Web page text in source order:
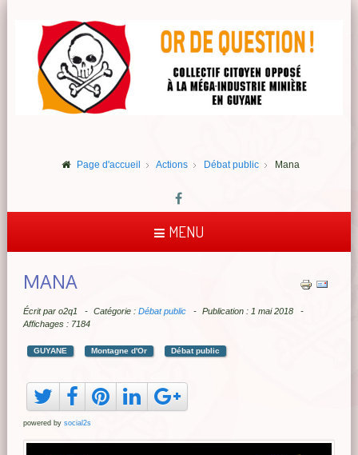
Page d'accueil Actions Débat public Mana
MENU
MANA
Écrit par o2q1 Catégorie : Débat public
Publication : 1 mai 2018
Affichages : 7184
GUYANE Montagne d'Or Débat public
powered by social2s